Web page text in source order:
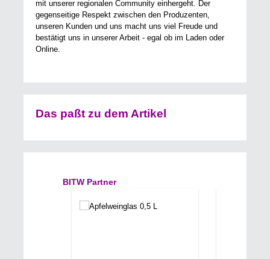
mit unserer regionalen Community einhergeht. Der
gegenseitige Respekt zwischen den Produzenten,
unseren Kunden und uns macht uns viel Freude und
bestätigt uns in unserer Arbeit - egal ob im Laden oder
Online.
Das paßt zu dem Artikel
Produktgalerie überspringen
BITW Partner